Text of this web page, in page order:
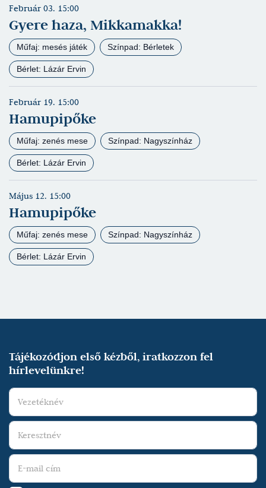
Február 03. 15:00
Gyere haza, Mikkamakka!
Műfaj: mesés játék Színpad: Bérletek
Bérlet: Lázár Ervin
Február 19. 15:00
Hamupipőke
Műfaj: zenés mese Színpad: Nagyszínház
Bérlet: Lázár Ervin
Május 12. 15:00
Hamupipőke
Műfaj: zenés mese Színpad: Nagyszínház
Bérlet: Lázár Ervin
Tájékozódjon első kézből, iratkozzon fel
hírlevelünkre!